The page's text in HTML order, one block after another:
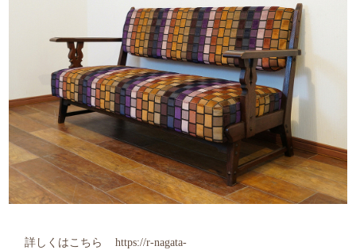
詳しくはこちら
https://r-nagata-